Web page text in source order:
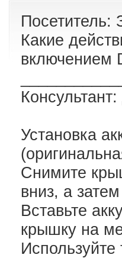
Посетитель:
Какие
включением
Установка
Снимите
вниз, а
Вставьте
крышку на